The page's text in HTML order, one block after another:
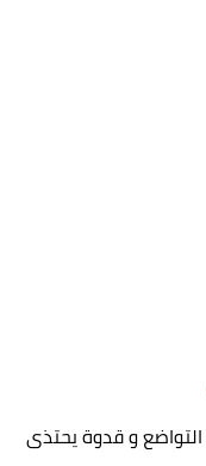
و قدوة يحتذى